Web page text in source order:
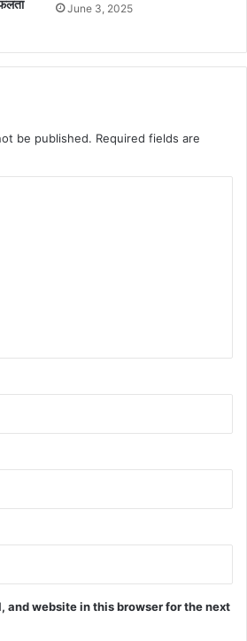
June 3, 2025
be published. Required fields are
and website in this browser for the next